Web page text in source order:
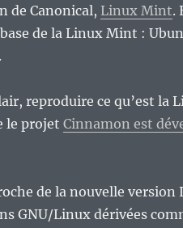
de Canonical, Linux Mint.
de la Linux Mint :
reproduire ce qu’est la
le projet Cinnamon est
de la nouvelle version
GNU/Linux dérivées